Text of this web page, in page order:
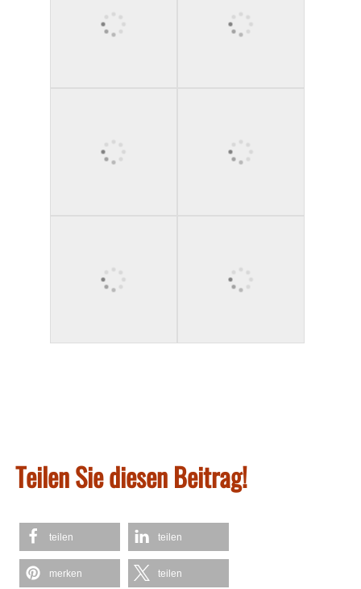
Teilen Sie diesen Beitrag!
teilen teilen
merken teilen